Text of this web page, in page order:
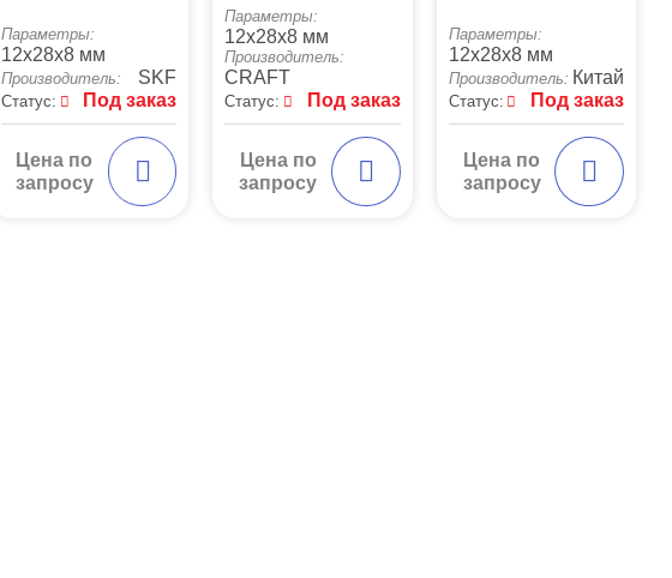
Параметры:
12x28x8 мм
Производитель: SKF
Статус: Под заказ
Цена по
запросу
Параметры:
12x28x8 мм
Производитель:
CRAFT
Статус: Под заказ
Цена по
запросу
Параметры:
12x28x8 мм
Производитель: Китай
Статус: Под заказ
Цена по
запросу